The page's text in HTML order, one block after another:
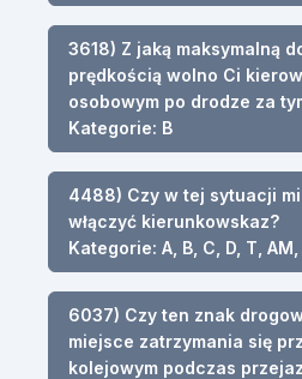
3618) Z jaką maksymalną
prędkością wolno Ci
osobowym po drodze za
Kategorie: B
4488) Czy w tej sytuacji
włączyć kierunkowskaz?
Kategorie: A, B, C, D, T, AM,
6037) Czy ten znak
miejsce zatrzymania się
kolejowym podczas